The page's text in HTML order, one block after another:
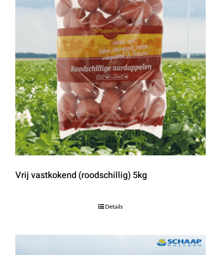
Vrij vastkokend (roodschillig) 5kg
Details